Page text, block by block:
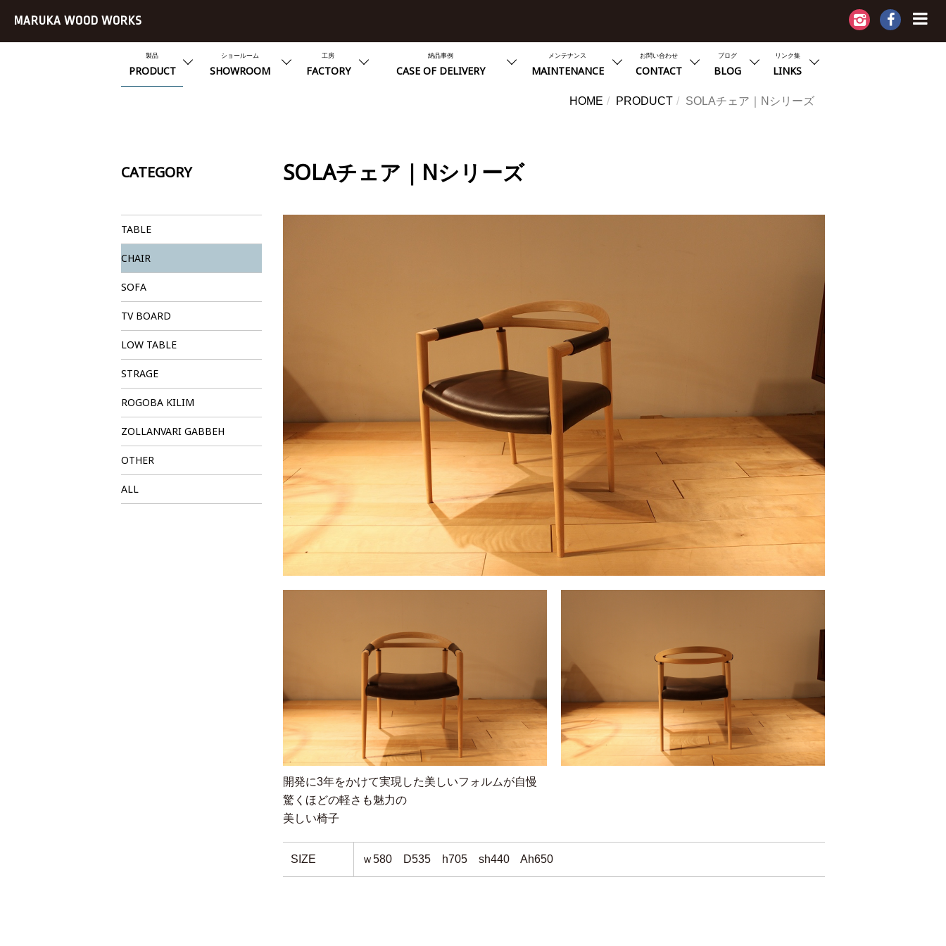
MARUKA WOOD WORKS
製品
PRODUCT
ショールーム
SHOWROOM
工房
FACTORY
納品事例
CASE OF DELIVERY
メンテナンス
MAINTENANCE
お問い合わせ
CONTACT
ブログ
BLOG
リンク集
LINKS
HOME PRODUCT SOLAチェア｜N シリーズ
SOLAチェア｜Nシリーズ
開発に3年をかけて実現した美しいフォルムが自慢
驚くほどの軽さも魅力の
美しい椅子
SIZE ｗ580 D535 h705 sh440 Ah650
CATEGORY
TABLE
CHAIR
SOFA
TV BOARD
LOW TABLE
STRAGE
ROGOBA KILIM
ZOLLANVARI GABBEH
OTHER
ALL